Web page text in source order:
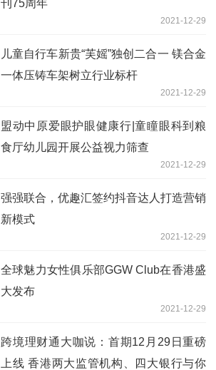
刊75周年
2021-12-29
儿童自行车新贵“芙媱”独创二合一 镁合金
一体压铸车架树立行业标杆
2021-12-29
盟动中原爱眼护眼健康行|童瞳眼科到粮
食厅幼儿园开展公益视力筛查
2021-12-29
强强联合，优趣汇签约抖音达人打造营销
新模式
2021-12-29
全球魅力女性俱乐部GGW Club在香港盛
大发布
2021-12-29
跨境理财通大咖说：首期12月29日重磅
上线 香港两大监管机构、四大银行与你